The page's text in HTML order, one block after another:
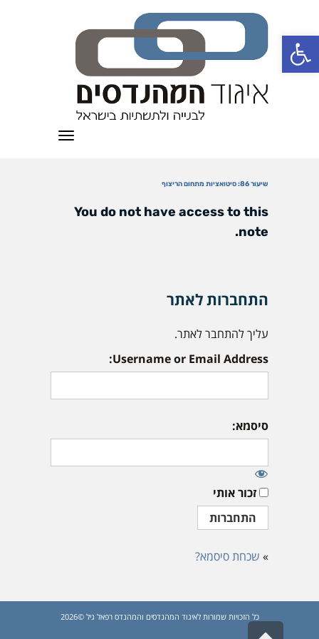
פתח סרגל נגישות
תפריט
שיעור 86: סיטואציות מתחום הריצוף
You do not have access to this
note.
התחברות לאתר
עליך להתחבר לאתר.
Username or Email Address:
סיסמא:
זכור אותי
» שכחת סיסמא?
כל הזכויות שמורות לאיגוד המהנדסים והמהנדס רפאל גיל ©2026